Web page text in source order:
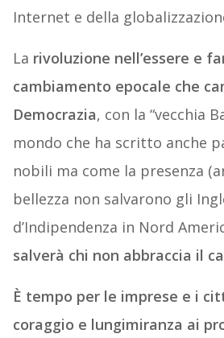
Internet e della
La rivoluzione nell’essere e
cambiamento epocale che
Democrazia, con la “vecchia
mondo che ha scritto anche
nobili ma come la presenza
bellezza non salvarono gli
d’Indipendenza in Nord
salverà chi non abbraccia il
È tempo per le imprese e i
coraggio e lungimiranza ai